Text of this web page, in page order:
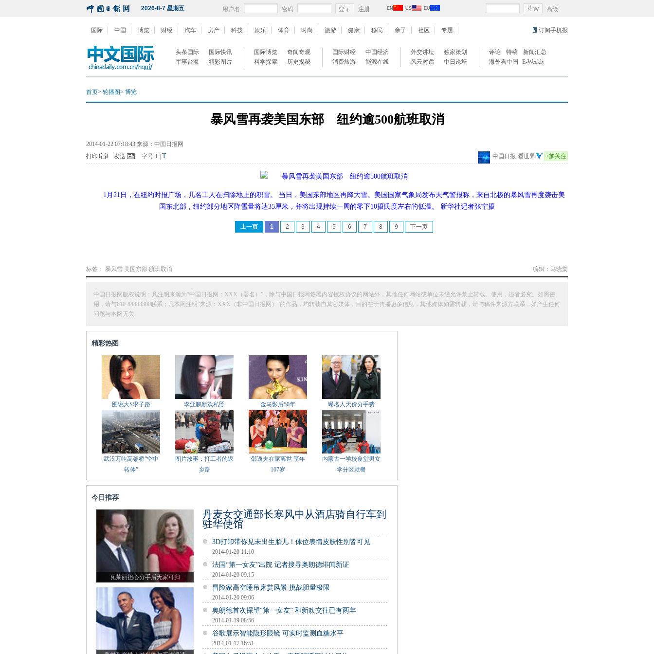
2026-8-7 星期五 用户名 密码 注册 EN US EU 高级
订阅手机报
国际 中国 博览 财经 汽车 房产 科技 娱乐 体育 时尚 旅游 健康 移民 亲子 社区 专题
头条国际
国际快讯
军事台海
精彩图片
国际博览
奇闻奇观
科学探索
历史揭秘
国际财经
中国经济
消费旅游
能源在线
外交讲坛
独家策划
风云对话
中日论坛
评论 特稿
新闻汇总
海外看中国
E-Weekly
首页> 轮播图> 博览
暴风雪再袭美国东部 纽约逾500航班取消
2014-01-22 07:18:43 来源：中国日报网
中国日报-看世界
+加关注
打印 发送 字号 T T
1月21日，在纽约时报广场，几名工人在扫除地上的积雪。 当日，美国东部地区再降大雪。美国国家气象局发布天气警报称，来自北极的暴风雪再度袭击美
国东北部，纽约部分地区降雪量将达35厘米，并将出现持续一周的零下10摄氏度左右的低温。 新华社记者张宁摄
上一页 1 2 3 4 5 6 7 8 9 下一页
编辑：马晓棠
标签： 暴风雪 美国东部 航班取消
中国日报网版权说明：凡注明来源为“中国日报网：XXX（署名）”，除与中国日报网签署内容授权协议的网站外，其他任何网站或单位未经允许禁止转载、使用，违者必究。如需使
用，请与010-84883300联系；凡本网注明“来源：XXX（非中国日报网）”的作品，均转载自其它媒体，目的在于传播更多信息，其他媒体如需转载，请与稿件来源方联系，如产生任何
问题与本网无关。
精彩热图
图说大S求子路 李亚鹏新欢私照 金马影后50年 曝名人天价分手费
武汉万吨高架桥“空中
转体”
图片故事：打工者的返
乡路
邵逸夫在家离世 享年
107岁
内蒙古一学校食堂男女
学分区就餐
今日推荐
瓦莱丽担心分手后无家可归
丹麦女交通部长寒风中从酒店骑自行车到
驻华使馆
3D打印带你见未出生胎儿！体位表情皮肤性别皆可见
2014-01-20 11:10
法国“第一女友”出院 记者搜寻奥朗德绯闻新证
2014-01-20 09:15
冒险家高空睡吊床赏风景 挑战胆量极限
2014-01-20 09:06
奥朗德首次探望“第一女友” 和新欢交往已有两年
2014-01-19 08:56
谷歌展示智能隐形眼镜 可实时监测血糖水平
2014-01-17 16:51